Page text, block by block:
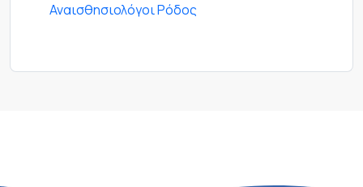
Αναισθησιολόγοι Ρόδος